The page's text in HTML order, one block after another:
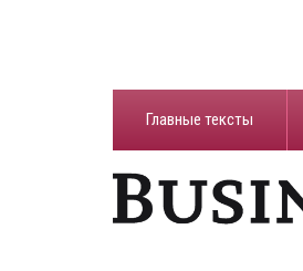
Главные тексты